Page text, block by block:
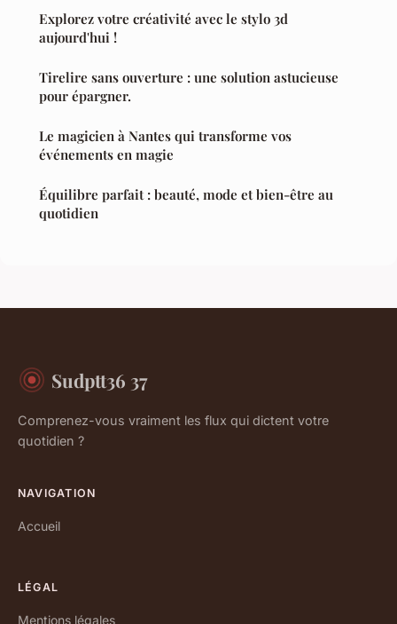
Explorez votre créativité avec le stylo 3d
aujourd'hui !
Tirelire sans ouverture : une solution astucieuse
pour épargner.
Le magicien à Nantes qui transforme vos
événements en magie
Équilibre parfait : beauté, mode et bien-être au
quotidien
Sudptt36 37
Comprenez-vous vraiment les flux qui dictent votre
quotidien ?
NAVIGATION
Accueil
LÉGAL
Mentions légales